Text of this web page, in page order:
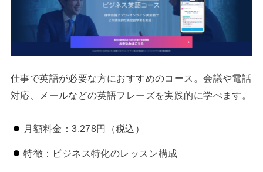
仕事で英語が必要な方におすすめのコース。会議や電話
対応、メールなどの英語フレーズを実践的に学べます。
月額料金：3,278円（税込）
特徴：ビジネス特化のレッスン構成